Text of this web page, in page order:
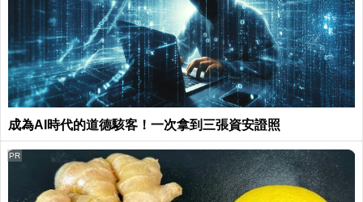
成為AI時代的道德駭客！一次拿到三張資安證照
PR